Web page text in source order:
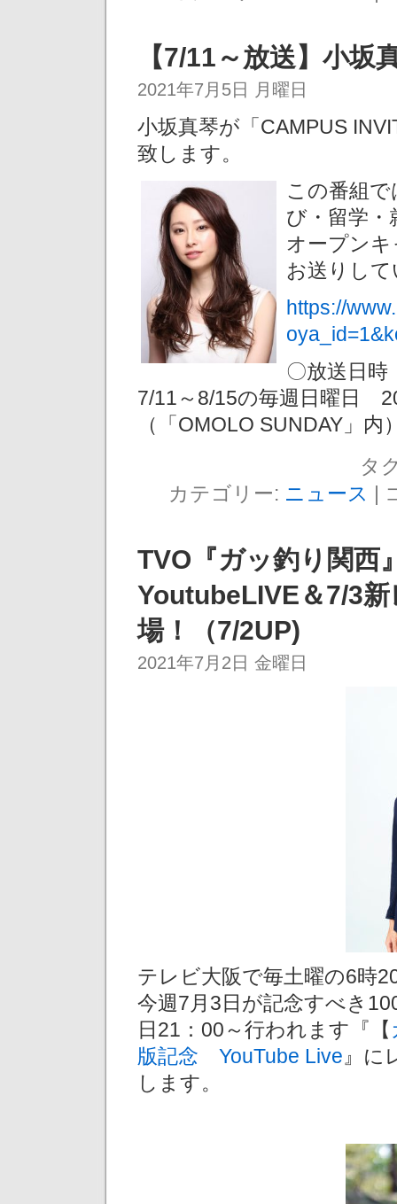
【7/11～放送】小
2021年7月5日 月曜日
小坂真琴が「CAMPUS
致します。
この番組で
び・留学・
オープン
お送りし
https://
〇放送日時
7/11～8/15の毎週日曜日
（「OMOLO SUNDAY」内
タ
カテゴリー: ニュース |
TVO『ガッ釣り関西
YoutubeLIVE＆7/3
場！（7/2UP)
2021年7月2日 金曜日
テレビ大阪で毎土曜の6時
今週7月3日が記念すべき
日21：00～行われます『【
版記念 YouTube Live 』に
します。